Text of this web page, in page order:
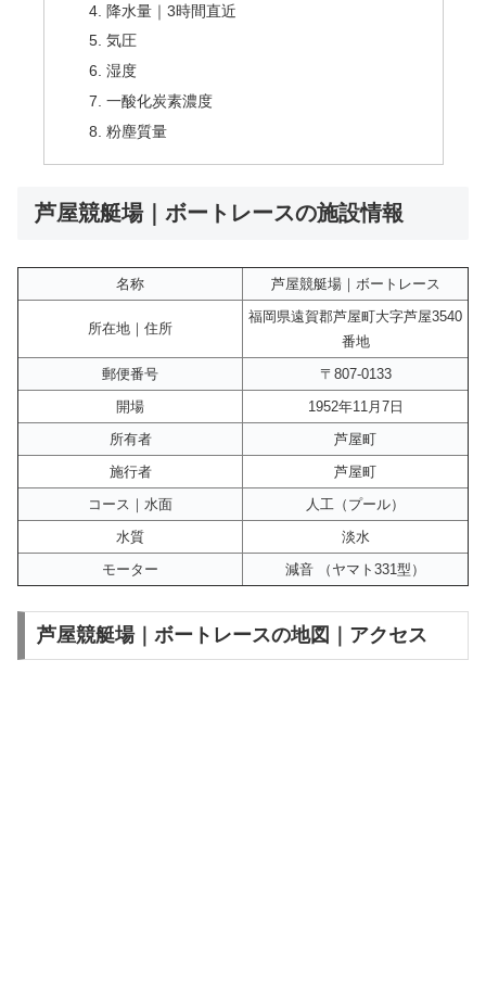
降水量｜3時間直近
気圧
湿度
一酸化炭素濃度
粉塵質量
芦屋競艇場｜ボートレースの施設情報
名称 芦屋競艇場｜ボートレース
所在地｜住所
福岡県遠賀郡芦屋町大字芦屋3540
番地
郵便番号
〒807-0133
開場
1952年11月7日
所有者
芦屋町
施行者
芦屋町
コース｜水面
人工（プール）
水質
淡水
モーター
減音 （ヤマト331型）
芦屋競艇場｜ボートレースの地図｜アクセス